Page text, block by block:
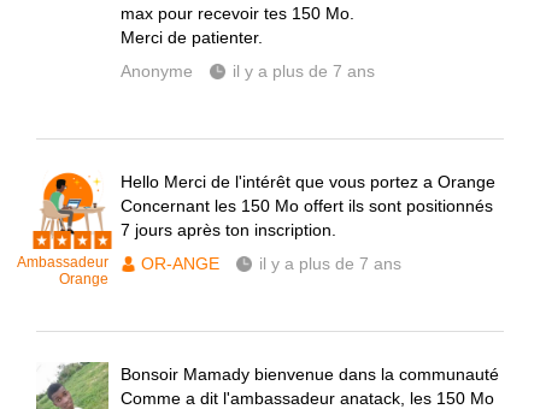
max pour recevoir tes 150 Mo.
Merci de patienter.
Anonyme
il y a plus de 7 ans
Ambassadeur
Orange
Hello Merci de l'intérêt que vous portez a Orange
Concernant les 150 Mo offert ils sont positionnés
7 jours après ton inscription.
OR-ANGE
il y a plus de 7 ans
Bonsoir Mamady bienvenue dans la communauté
Comme a dit l'ambassadeur anatack, les 150 Mo